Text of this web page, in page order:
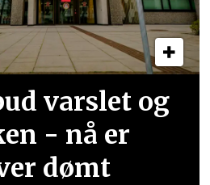
varslet og
- nå er
dømt